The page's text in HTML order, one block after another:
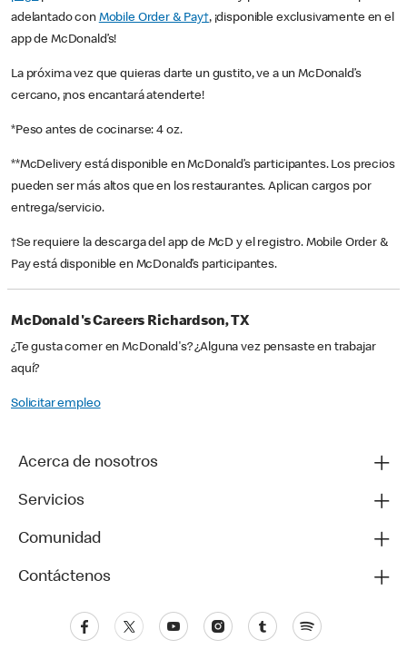
adelantado con Mobile Order & Pay†, ¡disponible exclusivamente en el
app de McDonald’s!
La próxima vez que quieras darte un gustito, ve a un McDonald’s
cercano, ¡nos encantará atenderte!
*Peso antes de cocinarse: 4 oz.
**McDelivery está disponible en McDonald’s participantes. Los precios
pueden ser más altos que en los restaurantes. Aplican cargos por
entrega/servicio.
†Se requiere la descarga del app de McD y el registro. Mobile Order &
Pay está disponible en McDonald’s participantes.
McDonald's Careers Richardson, TX
¿Te gusta comer en McDonald's? ¿Alguna vez pensaste en trabajar
aquí?
Solicitar empleo
Acerca de nosotros
Servicios
Comunidad
Contáctenos